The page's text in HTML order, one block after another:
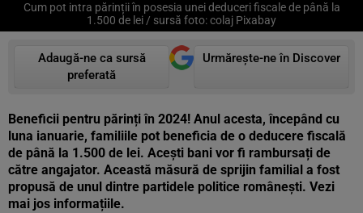
Cum pot intra părinții în posesia unei deduceri fiscale de până la
1.500 de lei / sursă foto: colaj Pixabay
Adaugă-ne ca sursă
preferată
Urmărește-ne în Discover
Beneficii pentru părinți în 2024! Anul acesta, începând cu
luna ianuarie, familiile pot beneficia de o deducere fiscală
de până la 1.500 de lei. Acești bani vor fi rambursați de
către angajator. Această măsură de sprijin familial a fost
propusă de unul dintre partidele politice românești. Vezi
mai jos informațiile.